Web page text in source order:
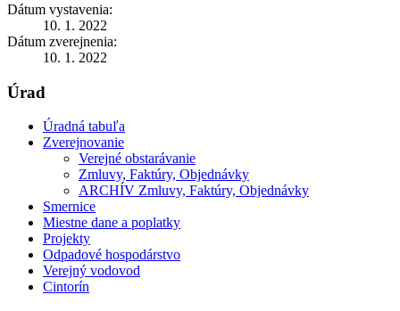
Dátum vystavenia:
10. 1. 2022
Dátum zverejnenia:
10. 1. 2022
Úrad
Úradná tabuľa
Zverejnovanie
Verejné obstarávanie
Zmluvy, Faktúry, Objednávky
ARCHÍV Zmluvy, Faktúry, Objednávky
Smernice
Miestne dane a poplatky
Projekty
Odpadové hospodárstvo
Verejný vodovod
Cintorín